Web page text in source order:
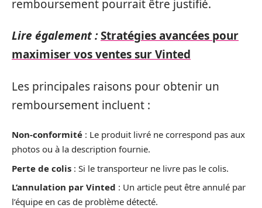
remboursement pourrait être justifié.
Lire également :Stratégies avancées pour
maximiser vos ventes sur Vinted
Les principales raisons pour obtenir un
remboursement incluent :
Non-conformité : Le produit livré ne correspond pas aux
photos ou à la description fournie.
Perte de colis : Si le transporteur ne livre pas le colis.
L’annulation par Vinted : Un article peut être annulé par
l’équipe en cas de problème détecté.